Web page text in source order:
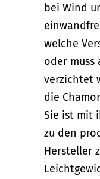
bei Wind
welche
oder muss
verzichtet
die
Sie ist mit
zu den
Hersteller